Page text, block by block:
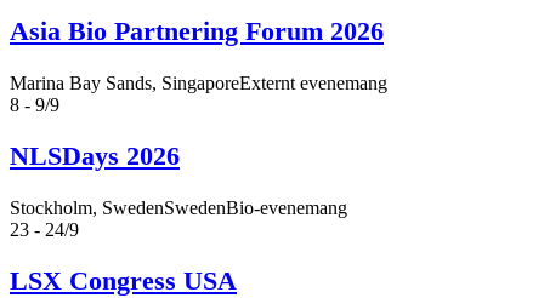
Asia Bio Partnering Forum 2026
Marina Bay Sands, SingaporeExternt evenemang
8 - 9/9
NLSDays 2026
Stockholm, SwedenSwedenBio-evenemang
23 - 24/9
LSX Congress USA